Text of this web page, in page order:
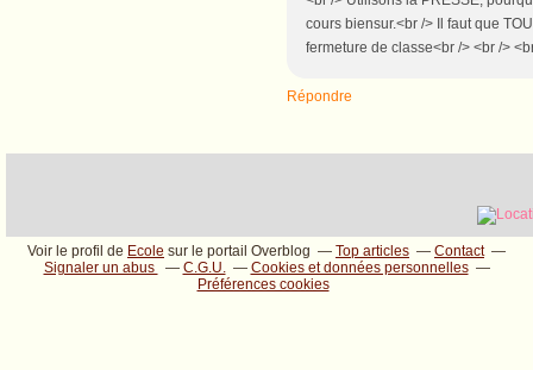
cours biensur.<br /> Il faut que
fermeture de classe<br /> <br />
Répondre
Voir le profil de Ecole sur le portail Overblog Top articles
Contact
Signaler un abus
C.G.U.
Cookies et données personnelles
Préférences cookies